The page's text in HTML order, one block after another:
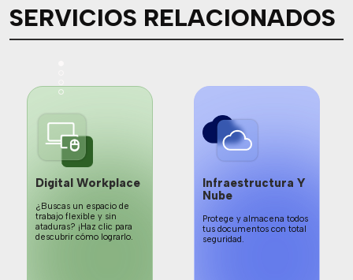
SERVICIOS RELACIONADOS
Digital Workplace
¿Buscas un espacio de
trabajo flexible y sin
ataduras? ¡Haz clic para
descubrir cómo lograrlo.
Infraestructura Y
Nube
Protege y almacena todos
tus documentos con total
seguridad.